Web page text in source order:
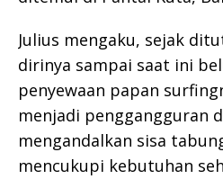
Julius mengaku, sejak
dirinya sampai saat ini
penyewaan papan
menjadi penggangguran
mengandalkan sisa
mencukupi kebutuhan